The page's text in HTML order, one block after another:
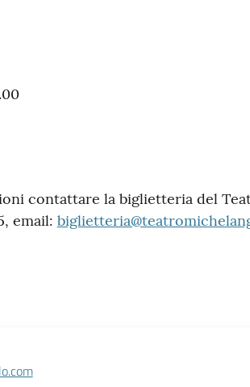
contattare la biglietteria del
email: